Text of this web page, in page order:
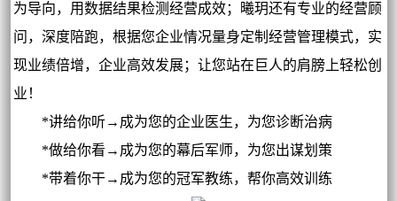
为导向，用数据结果检测经营成效；曦玥还有专业的经营顾
问，深度陪跑，根据您企业情况量身定制经营管理模式，实
现业绩倍增，企业高效发展；让您站在巨人的肩膀上轻松创
业！
*讲给你听→成为您的企业医生，为您诊断治病
*做给你看→成为您的幕后军师，为您出谋划策
*带着你干→成为您的冠军教练，帮你高效训练